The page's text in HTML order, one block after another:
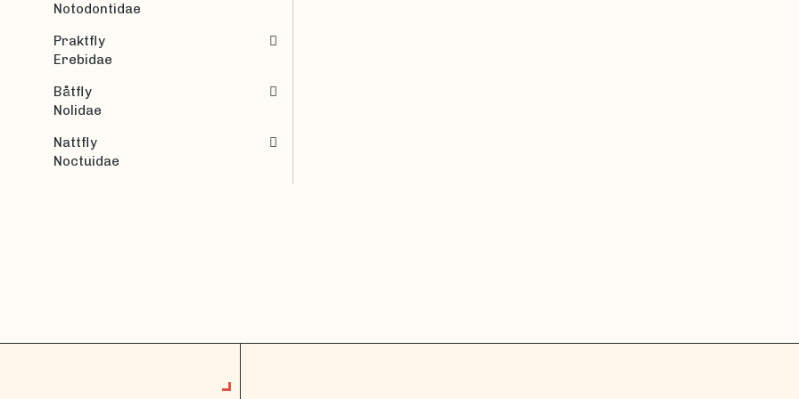
Notodontidae
Praktfly
Erebidae
Båtfly
Nolidae
Nattfly
Noctuidae